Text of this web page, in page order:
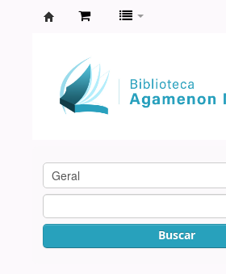
Agamenon
Magalhães
Buscar